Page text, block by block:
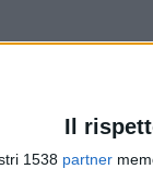
Il
1538 partner